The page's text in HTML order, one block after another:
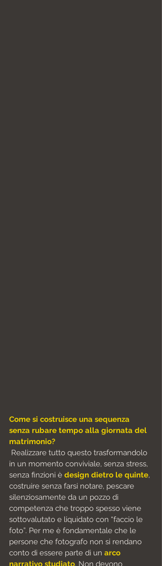
Come si costruisce una sequenza
senza rubare tempo alla giornata del
matrimonio?
Realizzare tutto questo trasformandolo
in un momento conviviale, senza stress,
senza finzioni è design dietro le quinte,
costruire senza farsi notare, pescare
silenziosamente da un pozzo di
competenza che troppo spesso viene
sottovalutato e liquidato con “faccio le
foto”. Per me è fondamentale che le
persone che fotografo non si rendano
conto di essere parte di un arco
narrativo studiato. Non devono